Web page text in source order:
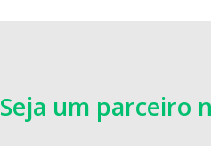
Seja um parceiro